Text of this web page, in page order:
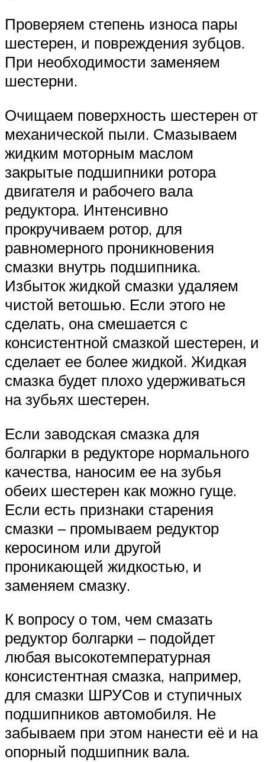
Проверяем степень износа пары
шестерен, и повреждения зубцов.
При необходимости заменяем
шестерни.
Очищаем поверхность шестерен от
механической пыли. Смазываем
жидким моторным маслом
закрытые подшипники ротора
двигателя и рабочего вала
редуктора. Интенсивно
прокручиваем ротор, для
равномерного проникновения
смазки внутрь подшипника.
Избыток жидкой смазки удаляем
чистой ветошью. Если этого не
сделать, она смешается с
консистентной смазкой шестерен, и
сделает ее более жидкой. Жидкая
смазка будет плохо удерживаться
на зубьях шестерен.
Если заводская смазка для
болгарки в редукторе нормального
качества, наносим ее на зубья
обеих шестерен как можно гуще.
Если есть признаки старения
смазки – промываем редуктор
керосином или другой
проникающей жидкостью, и
заменяем смазку.
К вопросу о том, чем смазать
редуктор болгарки – подойдет
любая высокотемпературная
консистентная смазка, например,
для смазки ШРУСов и ступичных
подшипников автомобиля. Не
забываем при этом нанести её и на
опорный подшипник вала.